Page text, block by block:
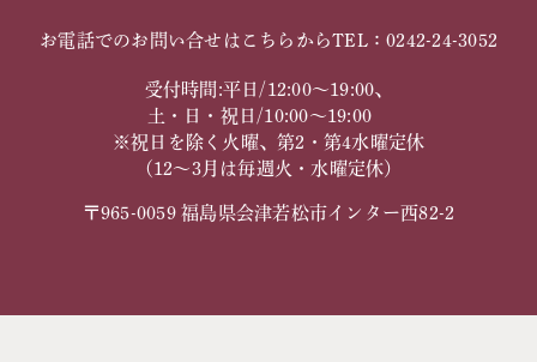
お電話でのお問い合せはこちらからTEL：0242-24-3052
受付時間:平日/12:00～19:00、
土・日・祝日/10:00～19:00
※祝日を除く火曜、第2・第4水曜定休
（12～3月は毎週火・水曜定休）
〒965-0059 福島県会津若松市インター西82-2